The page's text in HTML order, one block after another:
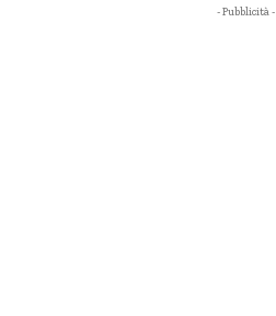
- Pubblicità -